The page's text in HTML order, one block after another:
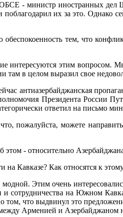
- министр ино­странных
их за это. Однако
обеспокоенность тем, что
этим вопросом.
в целом выразил свое
антиазербайджанская
Президента России
ответил на письмо
пожалуйста, можете
- относи­тельно
Кавказе? Как относятся к
Этим очень
сотрудниче­ства на Южном
что выдви­нул это
Арменией и Азер­байджаном